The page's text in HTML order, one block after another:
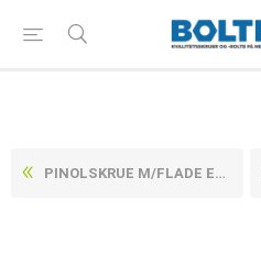
PINOLSKRUE M/FLADE ENDE ISO 4026 UBEHANDLET STÅL 45 H M6X16 (200 STK)